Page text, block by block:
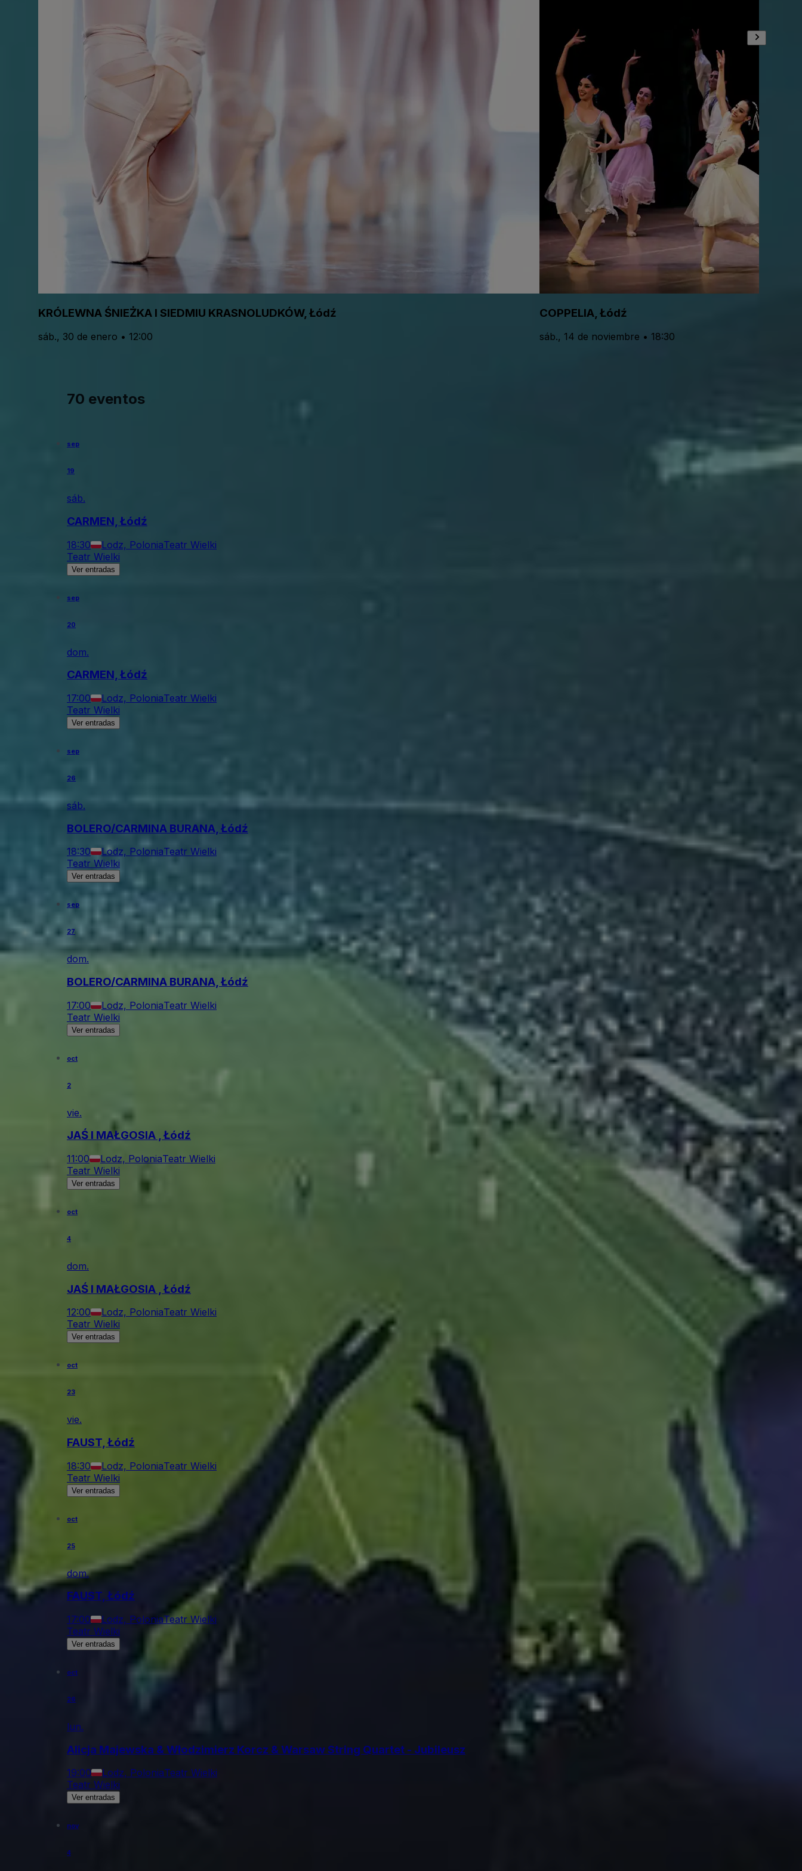
KRÓLEWNA ŚNIEŻKA I SIEDMIU KRASNOLUDKÓW, Łódź
sáb., 30 de enero • 12:00
COPPELIA, Łódź
sáb., 14 de noviembre • 18:30
70 eventos
sep
19
sáb.
CARMEN, Łódź
18:30 Lodz, PoloniaTeatr Wielki
Teatr Wielki
Ver entradas
sep
20
dom.
CARMEN, Łódź
17:00 Lodz, PoloniaTeatr Wielki
Teatr Wielki
Ver entradas
sep
26
sáb.
BOLERO/CARMINA BURANA, Łódź
18:30 Lodz, PoloniaTeatr Wielki
Teatr Wielki
Ver entradas
sep
27
dom.
BOLERO/CARMINA BURANA, Łódź
17:00 Lodz, PoloniaTeatr Wielki
Teatr Wielki
Ver entradas
oct
2
vie.
JAŚ I MAŁGOSIA , Łódź
11:00 Lodz, PoloniaTeatr Wielki
Teatr Wielki
Ver entradas
oct
4
dom.
JAŚ I MAŁGOSIA , Łódź
12:00 Lodz, PoloniaTeatr Wielki
Teatr Wielki
Ver entradas
oct
23
vie.
FAUST, Łódź
18:30 Lodz, PoloniaTeatr Wielki
Teatr Wielki
Ver entradas
oct
25
dom.
FAUST, Łódź
17:00 Lodz, PoloniaTeatr Wielki
Teatr Wielki
Ver entradas
oct
26
lun.
Alicja Majewska & Włodzimierz Korcz & Warsaw String Quartet - Jubileusz
19:00 Lodz, PoloniaTeatr Wielki
Teatr Wielki
Ver entradas
nov
4